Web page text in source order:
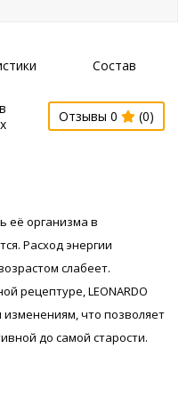
Состав
Отзывы 0 (0)
её организма в
Расход энергии
слабеет.
рецептуре, LEONARDO
изменениям, что позволяет
до самой старости.